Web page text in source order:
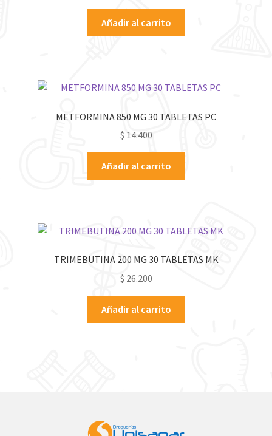
Añadir al carrito
METFORMINA 850 MG 30 TABLETAS PC
$ 14.400
Añadir al carrito
TRIMEBUTINA 200 MG 30 TABLETAS MK
$ 26.200
Añadir al carrito